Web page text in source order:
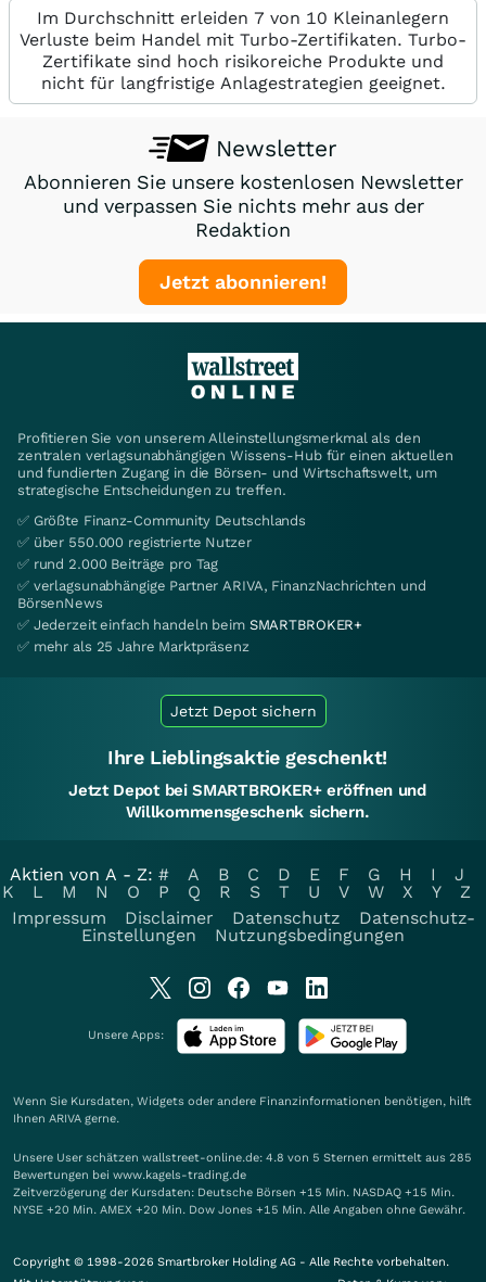
Im Durchschnitt erleiden 7 von 10 Kleinanlegern
Verluste beim Handel mit Turbo-Zertifikaten. Turbo-
Zertifikate sind hoch risikoreiche Produkte und
nicht für langfristige Anlagestrategien geeignet.
Newsletter
Abonnieren Sie unsere kostenlosen Newsletter
und verpassen Sie nichts mehr aus der
Redaktion
Jetzt abonnieren!
Profitieren Sie von unserem Alleinstellungsmerkmal als den
zentralen verlagsunabhängigen Wissens-Hub für einen aktuellen
und fundierten Zugang in die Börsen- und Wirtschaftswelt, um
strategische Entscheidungen zu treffen.
✅ Größte Finanz-Community Deutschlands
✅ über 550.000 registrierte Nutzer
✅ rund 2.000 Beiträge pro Tag
✅ verlagsunabhängige Partner ARIVA, FinanzNachrichten und
BörsenNews
✅ Jederzeit einfach handeln beim SMARTBROKER+
✅ mehr als 25 Jahre Marktpräsenz
Jetzt Depot sichern
Ihre Lieblingsaktie geschenkt!
Jetzt Depot bei SMARTBROKER+ eröffnen und
Willkommensgeschenk sichern.
Aktien von A - Z: # A B C D E F G H I
J
K
L M N O P Q R S T U V W X Y
Z
Impressum
Disclaimer Datenschutz
Datenschutz-
Einstellungen
Nutzungsbedingungen
Unsere Apps:
Wenn Sie Kursdaten, Widgets oder andere Finanzinformationen benötigen, hilft
Ihnen ARIVA gerne.
Unsere User schätzen wallstreet-online.de: 4.8 von 5 Sternen ermittelt aus 285
Bewertungen bei www.kagels-trading.de
Zeitverzögerung der Kursdaten: Deutsche Börsen +15 Min. NASDAQ +15 Min.
NYSE +20 Min. AMEX +20 Min. Dow Jones +15 Min. Alle Angaben ohne Gewähr.
Copyright © 1998-2026 Smartbroker Holding AG - Alle Rechte vorbehalten.